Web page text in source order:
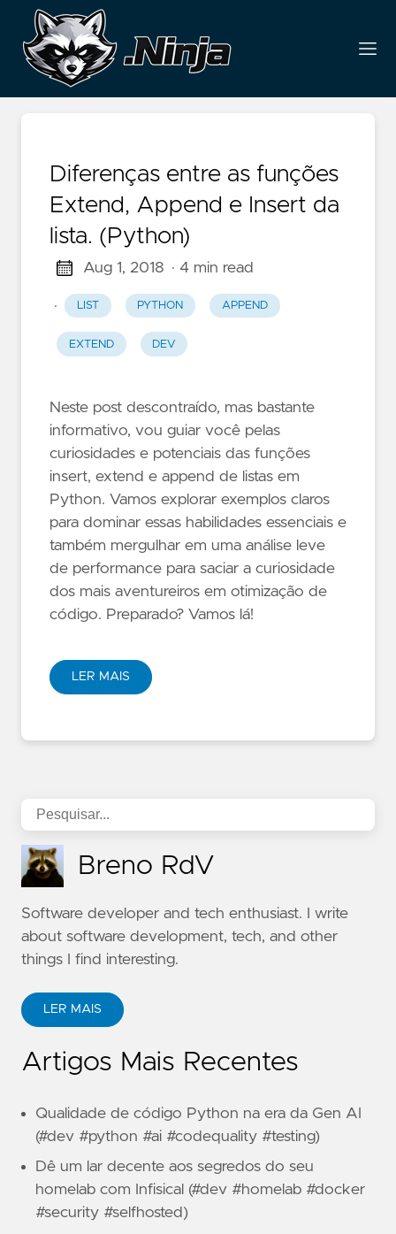
Diferenças entre as funções
Extend, Append e Insert da
lista. (Python)
Aug 1, 2018 · 4 min read
· LIST PYTHON APPEND
EXTEND DEV
Neste post descontraído, mas bastante
informativo, vou guiar você pelas
curiosidades e potenciais das funções
insert, extend e append de listas em
Python. Vamos explorar exemplos claros
para dominar essas habilidades essenciais e
também mergulhar em uma análise leve
de performance para saciar a curiosidade
dos mais aventureiros em otimização de
código. Preparado? Vamos lá!
LER MAIS
Breno RdV
Software developer and tech enthusiast. I write
about software development, tech, and other
things I find interesting.
LER MAIS
Artigos Mais Recentes
Qualidade de código Python na era da Gen AI
(#dev #python #ai #codequality #testing)
Dê um lar decente aos segredos do seu
homelab com Infisical (#dev #homelab #docker
#security #selfhosted)